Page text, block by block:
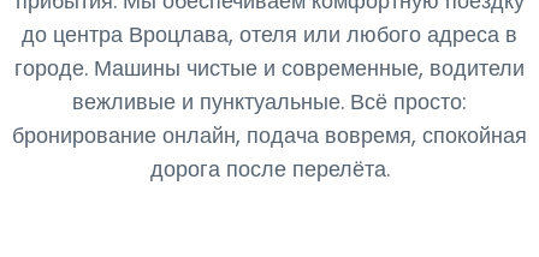
до центра Вроцлава, отеля или любого адреса в
городе. Машины чистые и современные, водители
вежливые и пунктуальные. Всё просто:
бронирование онлайн, подача вовремя, спокойная
дорога после перелёта.